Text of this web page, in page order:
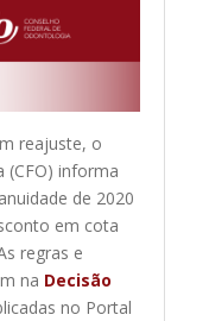
reajuste, o
(CFO) informa
de 2020
em cota
regras e
na Decisão
no Portal